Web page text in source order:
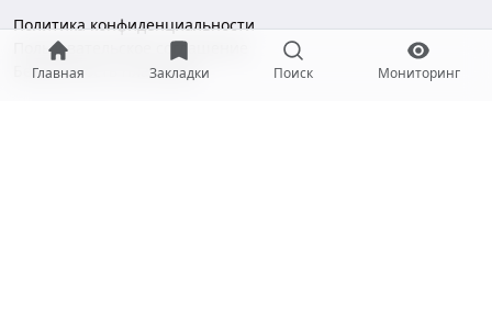
Главная Закладки Поиск Мониторинг
Политика конфиденциальности
Пользовательское соглашение
Безопасность платежей